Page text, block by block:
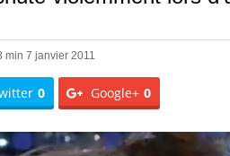
min 7 janvier 2011
0 Google+ 0